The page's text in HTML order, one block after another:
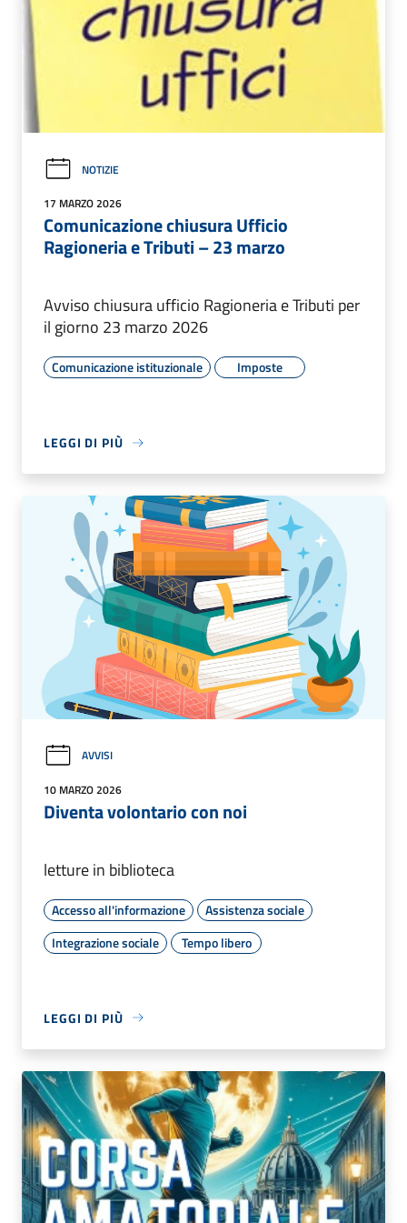
NOTIZIE
17 MARZO 2026
Comunicazione chiusura Ufficio
Ragioneria e Tributi – 23 marzo
Avviso chiusura ufficio Ragioneria e Tributi per
il giorno 23 marzo 2026
Comunicazione istituzionale Imposte
LEGGI DI PIÙ
AVVISI
10 MARZO 2026
Diventa volontario con noi
letture in biblioteca
Accesso all'informazione
Assistenza sociale
Integrazione sociale
Tempo libero
LEGGI DI PIÙ